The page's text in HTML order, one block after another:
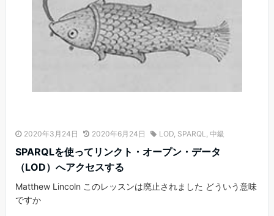
2020年3月24日 2020年6月24日 LOD SPARQL 中級
SPARQLを使ってリンクト・オープン・データ
（LOD）へアクセスする
Matthew Lincoln このレッスンは廃止されました どういう意味
ですか